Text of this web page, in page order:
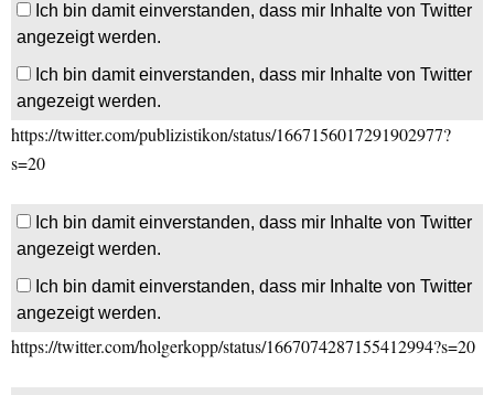
Ich bin damit einverstanden, dass mir Inhalte von Twitter
angezeigt werden.
Ich bin damit einverstanden, dass mir Inhalte von Twitter
angezeigt werden.
https://twitter.com/publizistikon/status/1667156017291902977?
s=20
Ich bin damit einverstanden, dass mir Inhalte von Twitter
angezeigt werden.
Ich bin damit einverstanden, dass mir Inhalte von Twitter
angezeigt werden.
https://twitter.com/holgerkopp/status/1667074287155412994?s=20